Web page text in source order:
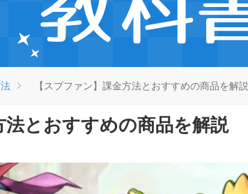
【スプファン】課金方法とおすすめの商品を解説
法とおすすめの商品を解説